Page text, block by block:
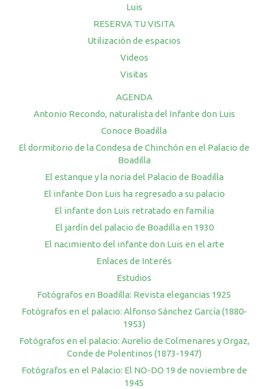
Luis
RESERVA TU VISITA
Utilización de espacios
Videos
Visitas
AGENDA
Antonio Recondo, naturalista del Infante don Luis
Conoce Boadilla
El dormitorio de la Condesa de Chinchón en el Palacio de
Boadilla
El estanque y la noria del Palacio de Boadilla
El infante Don Luis ha regresado a su palacio
El infante don Luis retratado en familia
El jardín del palacio de Boadilla en 1930
El nacimiento del infante don Luis en el arte
Enlaces de Interés
Estudios
Fotógrafos en Boadilla: Revista elegancias 1925
Fotógrafos en el palacio: Alfonso Sánchez García (1880-
1953)
Fotógrafos en el palacio: Aurelio de Colmenares y Orgaz,
Conde de Polentinos (1873-1947)
Fotógrafos en el Palacio: El NO-DO 19 de noviembre de
1945